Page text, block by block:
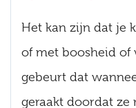
Het kan zijn dat je
of met boosheid of
gebeurt dat
geraakt doordat ze